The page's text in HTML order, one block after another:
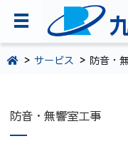
TOPページ
環境・CSR活動
サービス 防音・
防音・無響室工事